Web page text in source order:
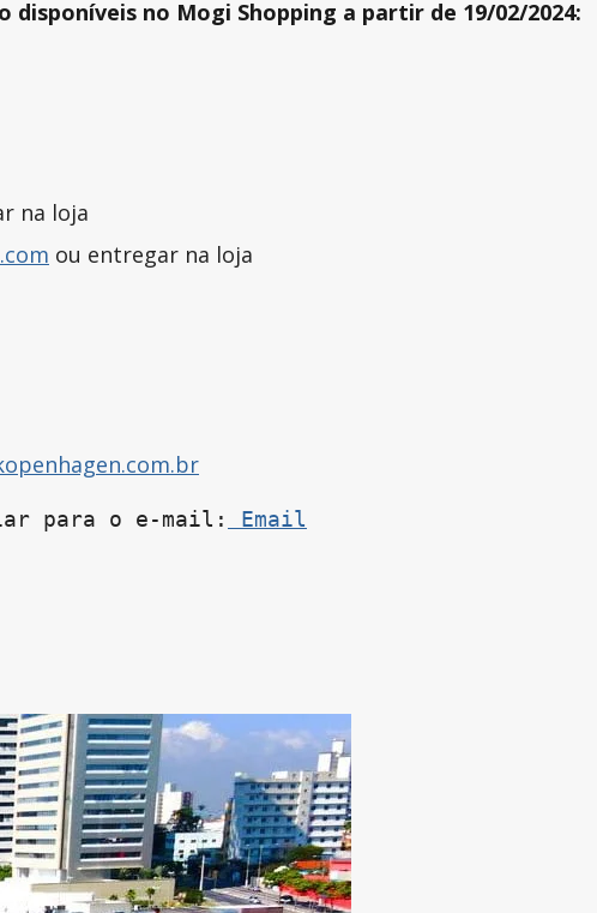
disponíveis no Mogi Shopping a partir de 19/02/2024:
na loja
ou entregar na loja
para o e-mail: Email